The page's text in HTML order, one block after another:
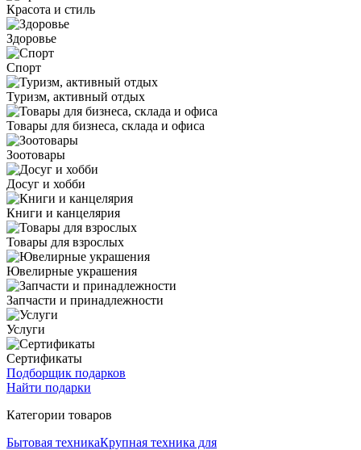
Красота и стиль
Здоровье
Спорт
Туризм, активный отдых
Товары для бизнеса, склада и офиса
Зоотовары
Досуг и хобби
Книги и канцелярия
Товары для взрослых
Ювелирные украшения
Запчасти и принадлежности
Услуги
Сертификаты
Подборщик подарков
Найти подарки
Категории товаров
Бытовая техникаКрупная техника для